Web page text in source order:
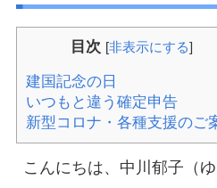
目次 [非表示にする]
建国記念の日
いつもと違う確定申告
新型コロナ・各種支援のご
こんにちは、中川郁子（ゆ